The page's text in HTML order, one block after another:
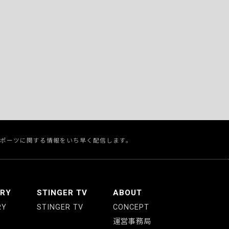
ツに関する情報をいち早く配信します。
STINGER TV
STINGER TV
ABOUT
CONCEPT
運営事務局